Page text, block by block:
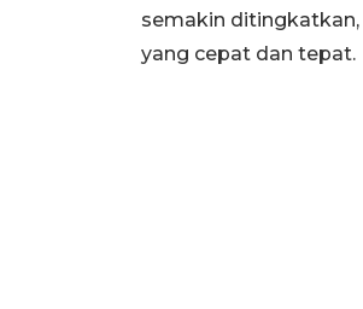
semakin
yang cepat dan tepat.